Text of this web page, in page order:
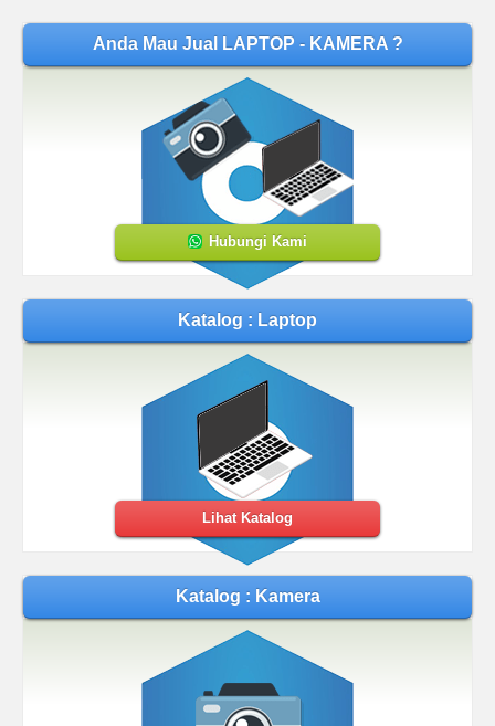
Anda Mau Jual LAPTOP - KAMERA ?
Hubungi Kami
Katalog : Laptop
Lihat Katalog
Katalog : Kamera